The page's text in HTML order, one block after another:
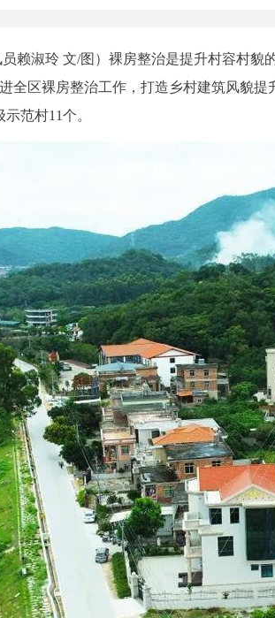
赖淑玲 文/图）裸房整治是提升村容村
全区裸房整治工作，打造乡村建筑风貌
范村11个。